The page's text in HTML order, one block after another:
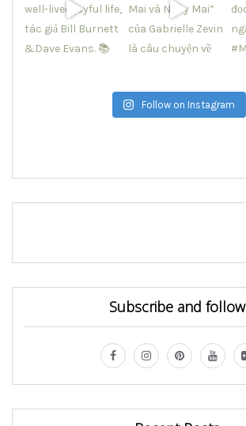
Follow on Instagram
Subscribe and follow